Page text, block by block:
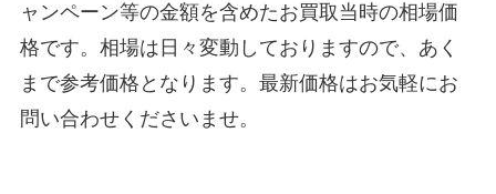
ャンペーン等の金額を含めたお買取当時の相場価
格です。相場は日々変動しておりますので、あく
まで参考価格となります。最新価格はお気軽にお
問い合わせくださいませ。